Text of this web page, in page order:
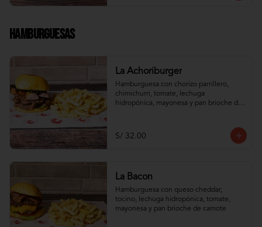
Hamburguesas
La Achoriburger
Hamburguesa con chorizo parrillero,
chimichurri, tomate, lechuga
hidropónica, mayonesa y pan brioche de
S/ 32.00
La Bacon
Hamburguesa con queso cheddar,
tocino, lechuga hidropónica, tomate,
mayonesa y pan brioche de camote